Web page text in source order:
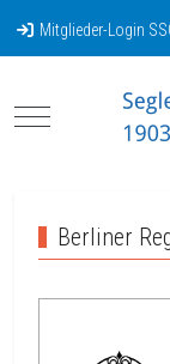
Mitglieder-Login
Mobile Menu Toggle
Berliner